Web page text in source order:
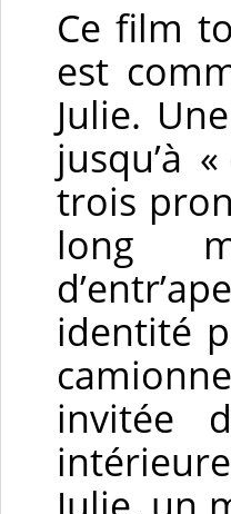
Ce film
est
Julie.
jusqu’à
trois
long
identité
invitée